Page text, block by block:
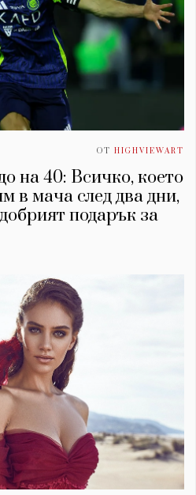
ОТ HIGHVIEWART
на 40: Всичко, което
в мача след два дни,
подарък за